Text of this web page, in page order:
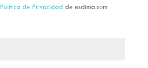
Política de Privacidad de esdima.com